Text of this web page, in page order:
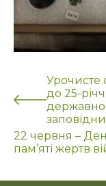
Урочисте
до 25-
22 червня –
пам’яті жертв